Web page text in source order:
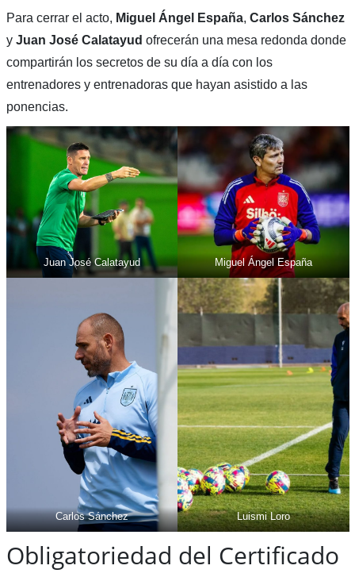
Para cerrar el acto, Miguel Ángel España, Carlos Sánchez
y Juan José Calatayud ofrecerán una mesa redonda donde
compartirán los secretos de su día a día con los
entrenadores y entrenadoras que hayan asistido a las
ponencias.
Juan José Calatayud Miguel Ángel España
Carlos Sánchez Luismi Loro
Obligatoriedad del Certificado